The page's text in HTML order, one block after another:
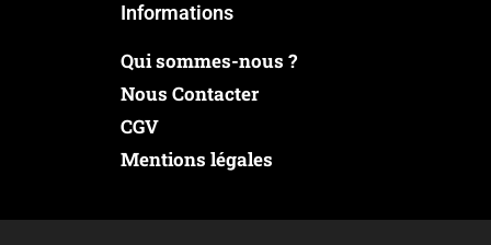
Informations
Qui sommes-nous ?
Nous Contacter
CGV
Mentions légales